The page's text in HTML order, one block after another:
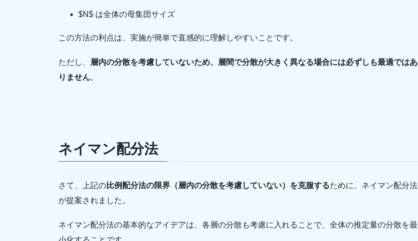
$N$ は全体の母集団サイズ
この方法の利点は、実施が簡単で直感的に理解しやすいことです。
ただし、 層内の分散を考慮していないため、層間で分散が大きく異なる場合には必ずしも最適ではあ
りません。
ネイマン配分法
さて、上記の比例配分法の限界（層内の分散を考慮していない）を克服するために、ネイマン配分法
が提案されました。
ネイマン配分法の基本的なアイデアは、各層の分散も考慮に入れることで、全体の推定量の分散を最